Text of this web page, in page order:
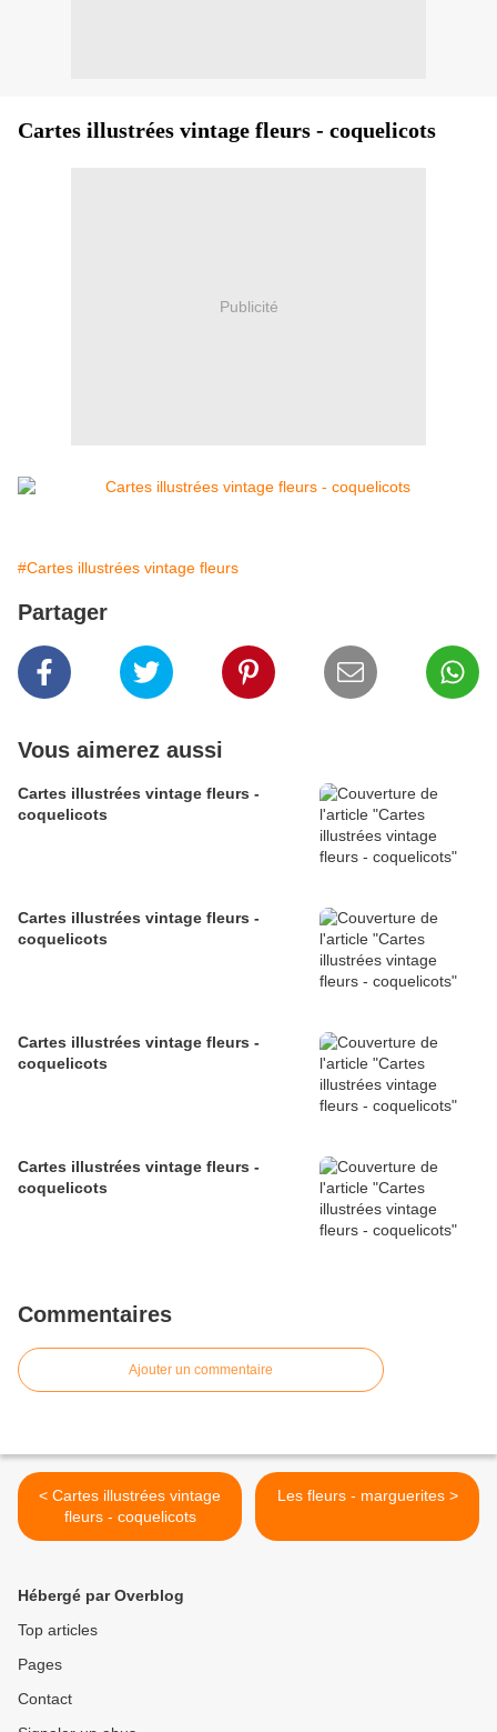
Cartes illustrées vintage fleurs - coquelicots
Publicité
#Cartes illustrées vintage fleurs
Partager
Vous aimerez aussi
Cartes illustrées vintage fleurs -
coquelicots
Cartes illustrées vintage fleurs -
coquelicots
Cartes illustrées vintage fleurs -
coquelicots
Cartes illustrées vintage fleurs -
coquelicots
Commentaires
Ajouter un commentaire
< Cartes illustrées vintage
fleurs - coquelicots
Les fleurs - marguerites >
Hébergé par Overblog
Top articles
Pages
Contact